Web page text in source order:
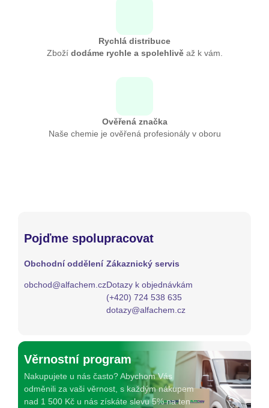
Rychlá distribuce
Zboží dodáme rychle a spolehlivěaž k vám.
Ověřená značka
Naše chemie je ověřená profesionály v oboru
Pojďme spolupracovat
Obchodní oddělení
obchod@alfachem.cz
Zákaznický servis
Dotazy k objednávkám
(+420) 724 538 635
dotazy@alfachem.cz
Věrnostní program
Nakupujete u nás často? Abychom Vás
odměnili za vaši věrnost, s každým nákupem
nad 1 500 Kč u nás získáte slevu 5% na ten